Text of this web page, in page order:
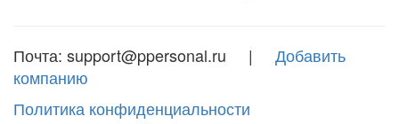
Почта: support@ppersonal.ru | Добавить
компанию
Политика конфиденциальности